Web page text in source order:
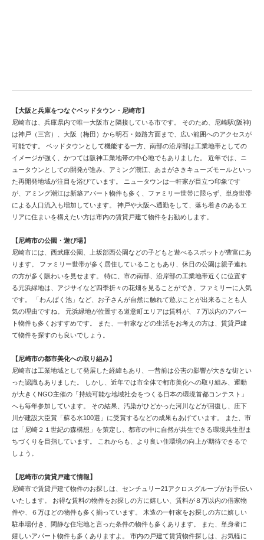
【大阪と兵庫をつなぐベッドタウン・尼崎市】
尼崎市は、兵庫県内で唯一大阪市と隣接している市です。 そのため、尼崎駅(阪神)
は神戸（三宮）、大阪（梅田）から明石・姫路方面まで、広い範囲へのアクセスが
可能です。 ベッドタウンとして機能する一方、南部の沿岸部は工業地帯としての
イメージが強く、かつては阪神工業地帯の中心地でもありました。 近年では、ニ
ュータウンとしての開発が進み、アミング潮江、あまがさきキューズモールといっ
た再開発地域が注目を浴びています。 ニュータウンは一軒家が目立つ印象です
が、アミング潮江は新築アパート物件も多く、ファミリー世帯に限らず、単身世帯
による人口流入も増加しています。 神戸や大阪へ通勤をして、落ち着きのあるエ
リアに住まいを構えたい方は市内の賃貸戸建て物件をお勧めします。
【尼崎市の公園・遊び場】
尼崎市には、西武庫公園、上坂部西公園などの子どもと遊べるスポットが豊富にあ
ります。 ファミリー世帯が多く居住していることもあり、休日の公園は親子連れ
の方が多く賑わいを見せます。 特に、市の南部、沿岸部の工業地帯近くに位置す
る元浜緑地は、アジサイなど四季折々の花畑を見ることができ、ファミリーに人気
です。 「わんぱく池」など、お子さんが自然に触れて遊ぶことが出来ることも人
気の理由ですね。 元浜緑地が位置する道意町エリアは賃料が、７万以内のアパー
ト物件も多くおすすめです。 また、一軒家などの生活をお考えの方は、賃貸戸建
て物件を探すのも良いでしょう。
【尼崎市の都市美化への取り組み】
尼崎市は工業地域として発展した経緯もあり、一昔前は公害の影響が大きな街とい
った認識もありました。 しかし、近年では市全体で都市美化への取り組み、運動
が大きくNGO主催の「持続可能な地域社会をつくる日本の環境首都コンテスト」
へも毎年参加しています。 その結果、汚染がひどかった河川などが回復し、庄下
川が建設大臣賞「蘇る水100選」に受賞するなどの成果もあげています。 また、市
は「尼崎２１世紀の森構想」を策定し、都市の中に自然が共生できる環境共生型ま
ちづくりを目指しています。 これからも、より良い住環境の向上が期待できるで
しょう。
【尼崎市の賃貸戸建て情報】
尼崎市で賃貸戸建て物件のお探しは、センチュリー21アクロスグループがお手伝い
いたします。 お得な賃料の物件をお探しの方に嬉しい、賃料が８万以内の借家物
件や、６万ほどの物件も多く揃っています。 木造の一軒家をお探しの方に嬉しい
駐車場付き、閑静な住宅地と言った条件の物件も多くあります。 また、単身者に
嬉しいアパート物件も多くありますよ。 市内の戸建て賃貸物件探しは、お気軽に